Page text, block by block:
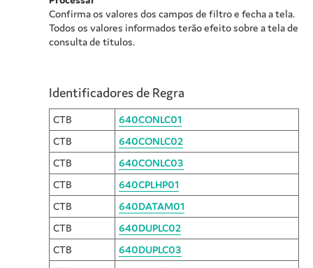
Confirma os valores dos campos de filtro e fecha a tela.
Todos os valores informados terão efeito sobre a tela de
consulta de títulos.
Identificadores de Regra
CTB
640CONLC01
CTB
640CONLC02
CTB
640CONLC03
CTB
640CPLHP01
CTB
640DATAM01
CTB
640DUPLC02
CTB
640DUPLC03